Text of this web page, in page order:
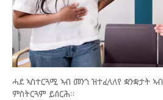
ሓደ ኣስተርጓሚ ኣብ መንጎ ዝተፈላለየ ቋንቋታት ኣብ
ምስትርጓም ይሰርሕ።